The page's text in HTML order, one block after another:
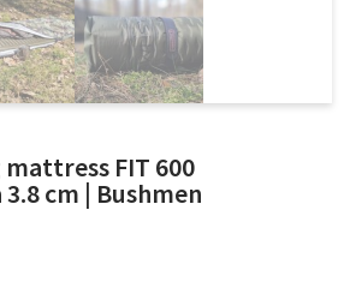
FIT 600
cm | Bushmen